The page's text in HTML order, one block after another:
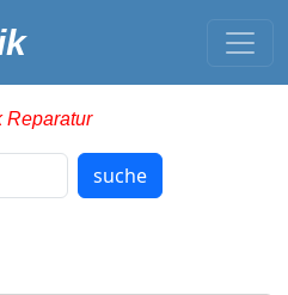
Reparatur
suche